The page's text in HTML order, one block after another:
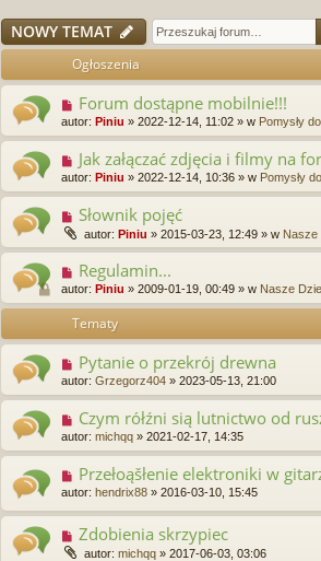
NOWY TEMAT
Ogłoszenia
Forum dostąpne mobilnie!!!
autor: Piniu » 2022-12-14, 11:02 » w Pomysły
Jak załączać zdjęcia i filmy na
autor: Piniu » 2022-12-14, 10:36 » w Pomysły
Słownik pojęć
autor: Piniu » 2015-03-23, 12:49 » w Nasze
Regulamin...
autor: Piniu » 2009-01-19, 00:49 » w Nasze
Tematy
Pytanie o przekrój drewna
autor: Grzegorz404 » 2023-05-13, 21:00
Czym rółźni sią lutnictwo od
autor: michqq » 2021-02-17, 14:35
Przełoąšłenie elektroniki w
autor: hendrix88 » 2016-03-10, 15:45
Zdobienia skrzypiec
autor: michqq » 2017-06-03, 03:06